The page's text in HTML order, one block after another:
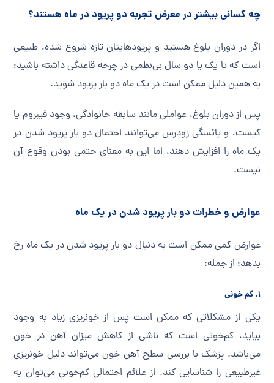
چه کسانی بیشتر در معرض تجربه دو پریود در ماه هستند؟
اگر در دوران بلوغ هستید و پریودهایتان تازه شروع شده، طبیعی
است که تا یک یا دو سال بی‌نظمی در چرخه قاعدگی داشته باشید؛
به همین دلیل ممکن است در یک ماه دو بار پریود شوید.
پس از دوران بلوغ، عواملی مانند سابقه خانوادگی، وجود فیبروم یا
کیست، و یائسگی زودرس می‌توانند احتمال دو بار پریود شدن در
یک ماه را افزایش دهند، اما این به معنای حتمی بودن وقوع آن
نیست.
عوارض و خطرات دو بار پریود شدن در یک ماه
عوارض کمی ممکن است به دنبال دو بار پریود شدن در یک ماه رخ
بدهد؛ از جمله:
۱. کم خونی
یکی از مشکلاتی که ممکن است پس از خونریزی زیاد به وجود
بیاید، کم‌خونی است که ناشی از کاهش میزان آهن در خون
می‌باشد. پزشک با بررسی سطح آهن خون می‌تواند دلیل خونریزی
غیرطبیعی را شناسایی کند. از علائم احتمالی کم‌خونی می‌توان به